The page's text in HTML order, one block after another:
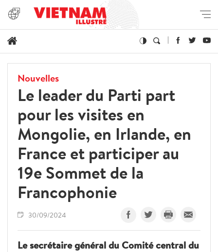
Nouvelles
Le leader du Parti part
pour les visites en
Mongolie, en Irlande, en
France et participer au
19e Sommet de la
Francophonie
30/09/2024
Le secrétaire général du Comité central du